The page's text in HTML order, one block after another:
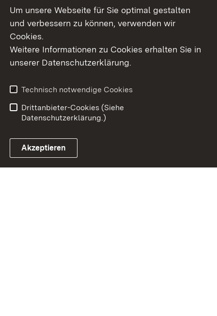
Erklärung zur
Benutzungshinweise
Um unsere Webseite für Sie optimal gestalten
und verbessern zu können, verwenden wir
Cookies.
Weitere Informationen zu Cookies erhalten Sie in
unserer Datenschutzerklärung.
Technisch notwendige Cookies
Drittanbieter-Cookies (Siehe
Datenschutzerklärung.)
Akzeptieren